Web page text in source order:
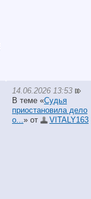
14.06.2026 13:53
В теме «Судья
приостановила дело
о... » от VITALY163